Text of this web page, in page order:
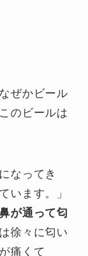
ぜかビール
のビールは
なってき
います。」
が通って匂
徐々に匂い
痛くて